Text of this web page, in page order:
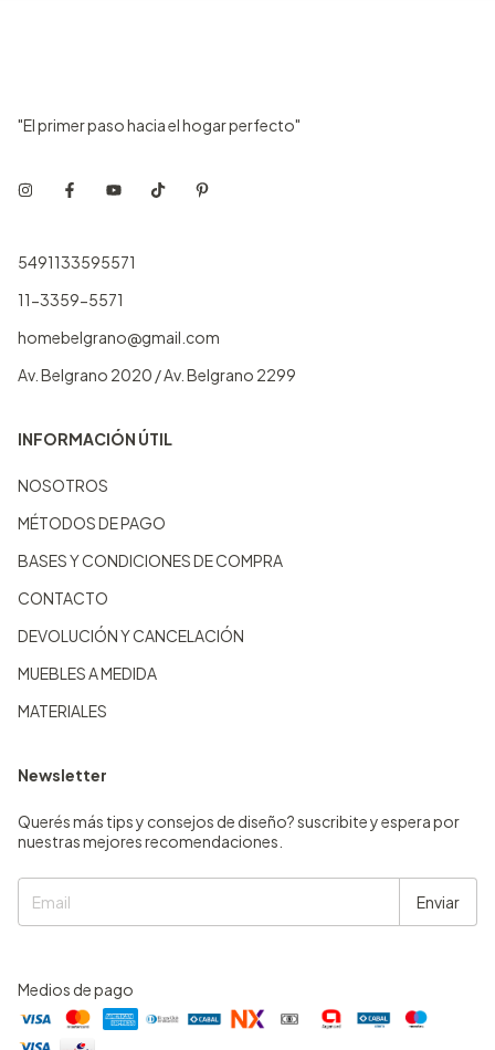
"El primer paso hacia el hogar perfecto"
5491133595571
11-3359-5571
homebelgrano@gmail.com
Av. Belgrano 2020 / Av. Belgrano 2299
INFORMACIÓN ÚTIL
NOSOTROS
MÉTODOS DE PAGO
BASES Y CONDICIONES DE COMPRA
CONTACTO
DEVOLUCIÓN Y CANCELACIÓN
MUEBLES A MEDIDA
MATERIALES
Newsletter
Querés más tips y consejos de diseño? suscribite y espera por
nuestras mejores recomendaciones.
Medios de pago